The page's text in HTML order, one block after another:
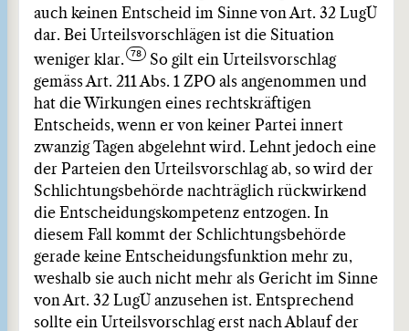
auch keinen Entscheid im Sinne von Art. 32 LugÜ
dar. Bei Urteilsvorschlägen ist die Situation
weniger klar.
So gilt ein Urteilsvorschlag
gemäss Art. 211 Abs. 1 ZPO als angenommen und
hat die Wirkungen eines rechtskräftigen
Entscheids, wenn er von keiner Partei innert
zwanzig Tagen abgelehnt wird. Lehnt jedoch eine
der Parteien den Urteilsvorschlag ab, so wird der
Schlichtungsbehörde nachträglich rückwirkend
die Entscheidungskompetenz entzogen. In
diesem Fall kommt der Schlichtungsbehörde
gerade keine Entscheidungsfunktion mehr zu,
weshalb sie auch nicht mehr als Gericht im Sinne
von Art. 32 LugÜ anzusehen ist. Entsprechend
sollte ein Urteilsvorschlag erst nach Ablauf der